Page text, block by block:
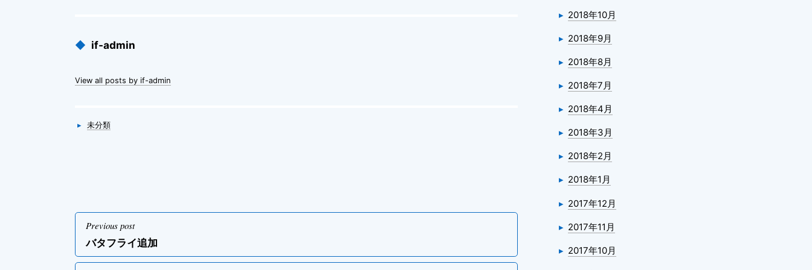
Published
◆ if-admin
View all posts by if-admin
Categories
▸ 未分類
投
稿
ナ
Previous post
Previous
post
バタフライ追加
2018年10月
2018年9月
2018年8月
2018年7月
2018年4月
2018年3月
2018年2月
2018年1月
2017年12月
2017年11月
2017年10月